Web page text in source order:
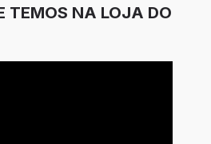
TEMOS NA LOJA DO